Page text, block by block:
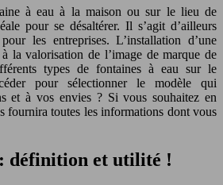
pour se désaltérer. Il s’agit d’ailleurs
les entreprises. L’installation d’une
la valorisation de l’image de marque de
types de fontaines à eau sur le
pour sélectionner le modèle qui
et à vos envies ? Si vous souhaitez en
fournira toutes les informations dont vous
définition et utilité !